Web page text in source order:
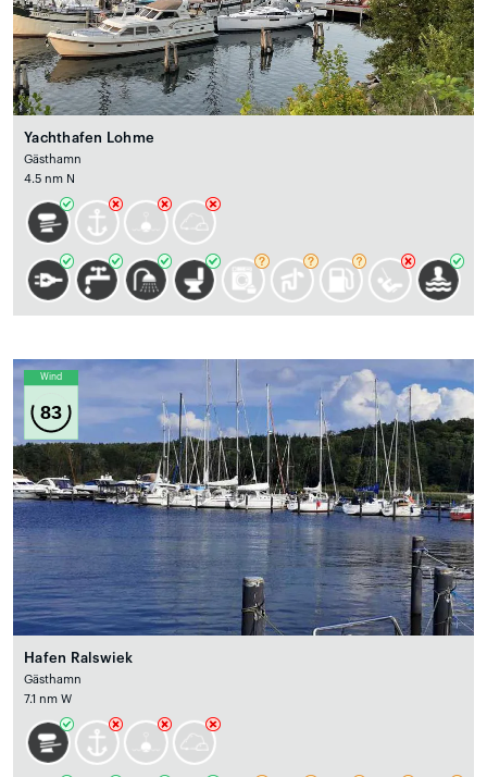
Yachthafen Lohme
Gästhamn
4.5 nm N
Wind
83
Hafen Ralswiek
Gästhamn
7.1 nm W